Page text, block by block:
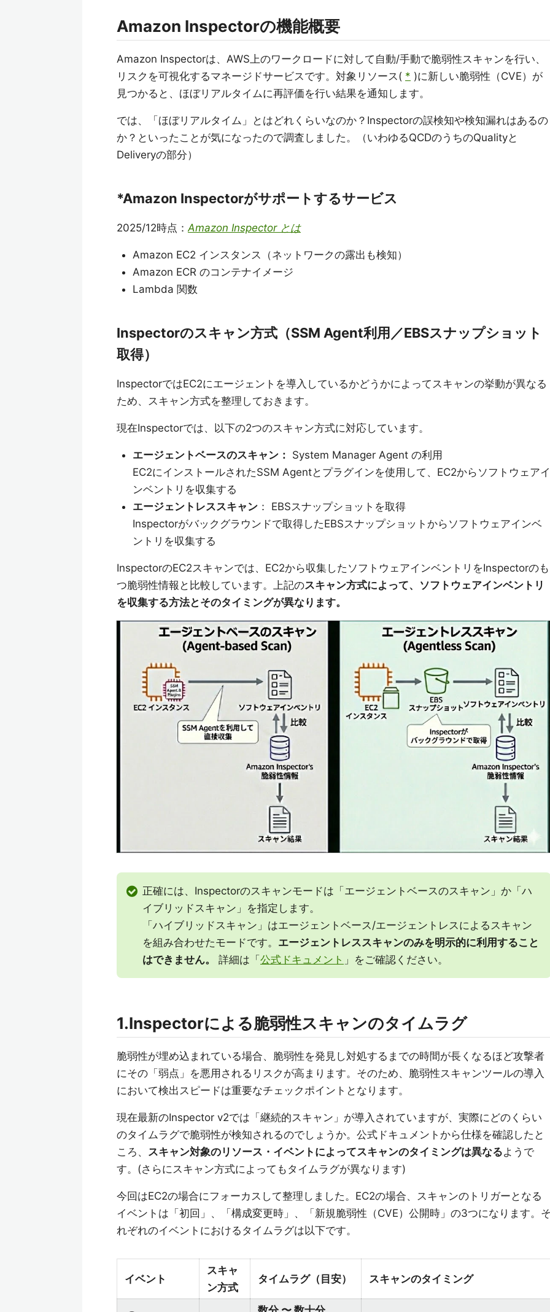
Amazon Inspectorの機能概要
Amazon Inspectorは、AWS上のワークロードに対して自動/手動で脆弱性スキャンを行い、
リスクを可視化するマネージドサービスです。対象リソース( * )に新しい脆弱性（CVE）が
見つかると、ほぼリアルタイムに再評価を行い結果を通知します。
では、「ほぼリアルタイム」とはどれくらいなのか？Inspectorの誤検知や検知漏れはあるの
か？といったことが気になったので調査しました。（いわゆるQCDのうちのQualityと
Deliveryの部分）
*Amazon Inspectorがサポートするサービス
2025/12時点：Amazon Inspector とは
Amazon EC2 インスタンス（ネットワークの露出も検知）
Amazon ECR のコンテナイメージ
Lambda 関数
Inspectorのスキャン方式（SSM Agent利用／EBSスナップショット
取得）
InspectorではEC2にエージェントを導入しているかどうかによってスキャンの挙動が異なる
ため、スキャン方式を整理しておきます。
現在Inspectorでは、以下の2つのスキャン方式に対応しています。
エージェントベースのスキャン： System Manager Agent の利用
EC2にインストールされたSSM Agentとプラグインを使用して、EC2からソフトウェアイ
ンベントリを収集する
エージェントレススキャン： EBSスナップショットを取得
Inspectorがバックグラウンドで取得したEBSスナップショットからソフトウェアインベ
ントリを収集する
InspectorのEC2スキャンでは、EC2から収集したソフトウェアインベントリをInspectorのも
つ脆弱性情報と比較しています。上記のスキャン方式によって、ソフトウェアインベントリ
を収集する方法とそのタイミングが異なります。
正確には、Inspectorのスキャンモードは「エージェントベースのスキャン」か「ハ
イブリッドスキャン」を指定します。
「ハイブリッドスキャン」はエージェントベース/エージェントレスによるスキャン
を組み合わせたモードです。 エージェントレススキャンのみを明示的に利用すること
はできません。
詳細は「 公式ドキュメント 」をご確認ください。
1.Inspectorによる脆弱性スキャンのタイムラグ
脆弱性が埋め込まれている場合、脆弱性を発見し対処するまでの時間が長くなるほど攻撃者
にその「弱点」を悪用されるリスクが高まります。そのため、脆弱性スキャンツールの導入
において検出スピードは重要なチェックポイントとなります。
現在最新のInspector v2では「継続的スキャン」が導入されていますが、実際にどのくらい
のタイムラグで脆弱性が検知されるのでしょうか。公式ドキュメントから仕様を確認したと
ころ、 スキャン対象のリソース・イベントによってスキャンのタイミングは異なるようで
す。(さらにスキャン方式によってもタイムラグが異なります)
今回はEC2の場合にフォーカスして整理しました。EC2の場合、スキャンのトリガーとなる
イベントは「初回」、「構成変更時」、「新規脆弱性（CVE）公開時」の3つになります。
れぞれのイベントにおけるタイムラグは以下です。
イベント
スキャ
ン方式
タイムラグ（目安） スキャンのタイミング